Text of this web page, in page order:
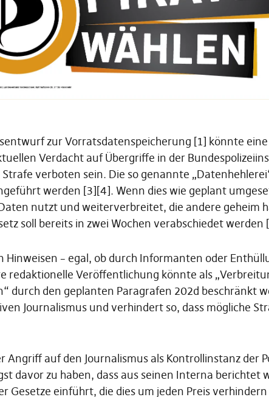
zur Vorratsdatenspeicherung [1] könnte
Verdacht auf Übergriffe in der
verboten sein. Die so genannte
werden [3][4]. Wenn dies wie geplant
nutzt und weiterverbreitet, die andere geheim
soll bereits in zwei Wochen verabschiedet werden
Hinweisen – egal, ob durch Informanten oder
redaktionelle Veröffentlichung könnte als
durch den geplanten Paragrafen 202d beschränkt
Journalismus und verhindert so, dass mögliche
Angriff auf den Journalismus als Kontrollinstanz der
davor zu haben, dass aus seinen Interna berichtet
Gesetze einführt, die dies um jeden Preis verhindern